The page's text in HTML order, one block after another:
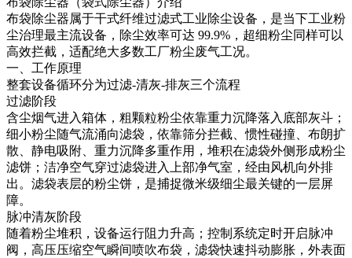
布袋除尘器属于干式纤维过滤式工业除尘设备，是当下工业粉
尘治理最主流设备，除尘效率可达 99.9%，超细粉尘同样可以
高效拦截，适配绝大多数工厂粉尘废气工况。
一、工作原理
整套设备循环分为过滤‑清灰‑排灰三个流程
过滤阶段
含尘烟气进入箱体，粗颗粒粉尘依靠重力沉降落入底部灰斗；
细小粉尘随气流涌向滤袋，依靠筛分拦截、惯性碰撞、布朗扩
散、静电吸附、重力沉降多重作用，堆积在滤袋外侧形成粉尘
滤饼；洁净空气穿过滤袋进入上部净气室，经由风机向外排
出。滤袋表层的粉尘饼，是捕捉微米级细尘最关键的一层屏
障。
脉冲清灰阶段
随着粉尘堆积，设备运行阻力升高；控制系统定时开启脉冲
阀，高压压缩空气瞬间喷吹布袋，滤袋快速抖动膨胀，外表面